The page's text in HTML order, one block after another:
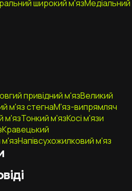
широкий м'язМедіальний
привідний м'язВеликий
м'яз стегнаМ'яз-випрямляч
м'язТонкий м'язКосі м'язи
Кравецький
м'язНапівсухожилковий м'яз